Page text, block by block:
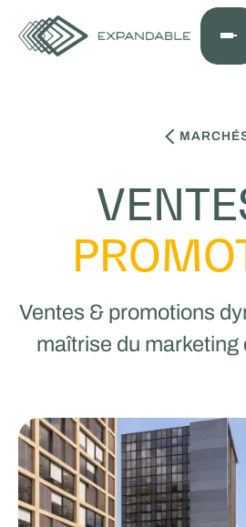
Ventes & promotions
maîtrise du marketing